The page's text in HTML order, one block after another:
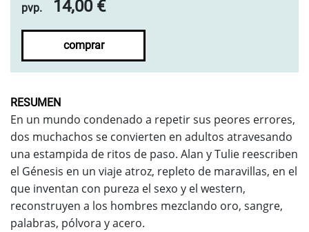
pvp.
14,00 €
comprar
RESUMEN
En un mundo condenado a repetir sus peores errores,
dos muchachos se convierten en adultos atravesando
una estampida de ritos de paso. Alan y Tulie reescriben
el Génesis en un viaje atroz, repleto de maravillas, en el
que inventan con pureza el sexo y el western,
reconstruyen a los hombres mezclando oro, sangre,
palabras, pólvora y acero.